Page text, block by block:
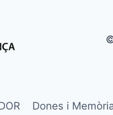
Dones i